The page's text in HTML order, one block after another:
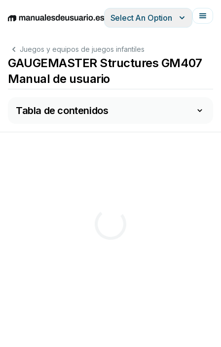
EnglishDeutschEspañolItalianoFrançais
Select An Option
Juegos y equipos de juegos infantiles
GAUGEMASTER Structures GM407
Manual de usuario
Tabla de contenidos